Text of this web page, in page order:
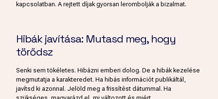
kapcsolatban. A rejtett díjak gyorsan lerombolják a bizalmat.
Hibák javítása: Mutasd meg, hogy
törődsz
Senki sem tökéletes. Hibázni emberi dolog. De a hibák kezelése
megmutatja a karakteredet. Ha hibás információt publikáltál,
javítsd ki azonnal. Jelöld meg a frissítést dátummal. Ha